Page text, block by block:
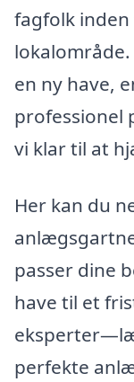
fagfolk
en ny have,
professionel
vi klar til at
Her kan du
passer dine
have til et
perfekte